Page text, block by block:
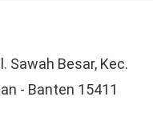
Sawah Besar, Kec.
- Banten 15411